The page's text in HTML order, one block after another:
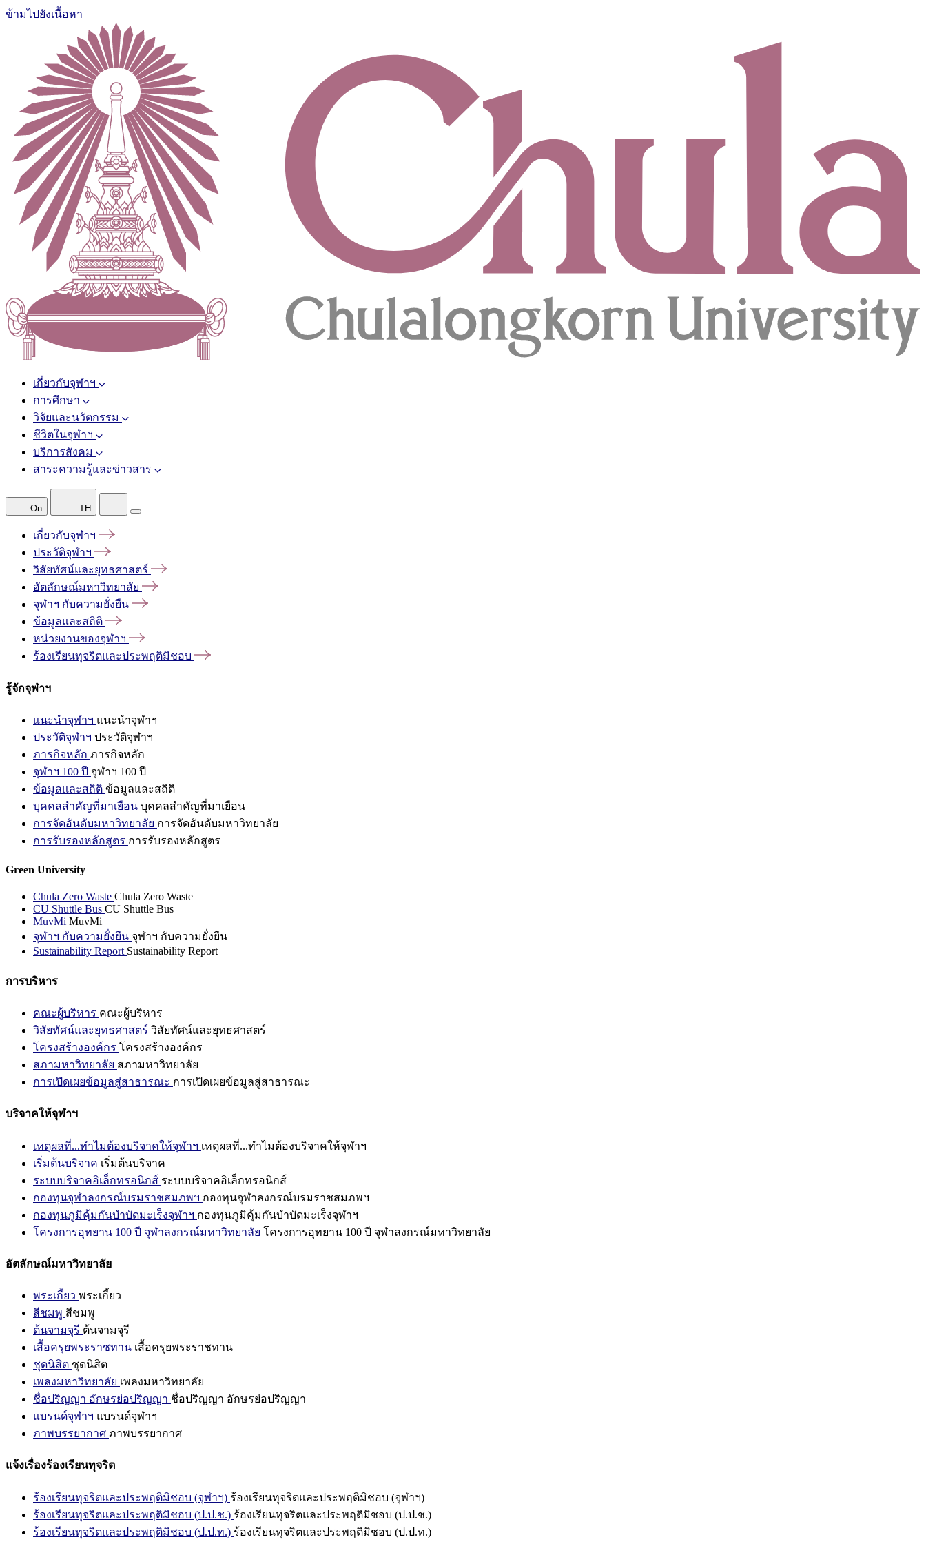
ข้ามไปยังเนื้อหา
เกี่ยวกับจุฬาฯ
การศึกษา
วิจัยและนวัตกรรม
ชีวิตในจุฬาฯ
บริการสังคม
สาระความรู้และข่าวสาร
On TH
เกี่ยวกับจุฬาฯ
ประวัติจุฬาฯ
วิสัยทัศน์และยุทธศาสตร์
อัตลักษณ์มหาวิทยาลัย
จุฬาฯ กับความยั่งยืน
ข้อมูลและสถิติ
หน่วยงานของจุฬาฯ
ร้องเรียนทุจริตและประพฤติมิชอบ
รู้จักจุฬาฯ
แนะนำจุฬาฯ แนะนำจุฬาฯ
ประวัติจุฬาฯ ประวัติจุฬาฯ
ภารกิจหลัก ภารกิจหลัก
จุฬาฯ 100 ปี จุฬาฯ 100 ปี
ข้อมูลและสถิติ ข้อมูลและสถิติ
บุคคลสำคัญที่มาเยือน บุคคลสำคัญที่มาเยือน
การจัดอันดับมหาวิทยาลัย การจัดอันดับมหาวิทยาลัย
การรับรองหลักสูตร การรับรองหลักสูตร
Green University
Chula Zero Waste Chula Zero Waste
CU Shuttle Bus CU Shuttle Bus
MuvMi MuvMi
จุฬาฯ กับความยั่งยืน จุฬาฯ กับความยั่งยืน
Sustainability Report Sustainability Report
การบริหาร
คณะผู้บริหาร คณะผู้บริหาร
วิสัยทัศน์และยุทธศาสตร์ วิสัยทัศน์และยุทธศาสตร์
โครงสร้างองค์กร โครงสร้างองค์กร
สภามหาวิทยาลัย สภามหาวิทยาลัย
การเปิดเผยข้อมูลสู่สาธารณะ การเปิดเผยข้อมูลสู่สาธารณะ
บริจาคให้จุฬาฯ
เหตุผลที่...ทำไมต้องบริจาคให้จุฬาฯ เหตุผลที่...ทำไมต้องบริจาคให้จุฬาฯ
เริ่มต้นบริจาค เริ่มต้นบริจาค
ระบบบริจาคอิเล็กทรอนิกส์ ระบบบริจาคอิเล็กทรอนิกส์
กองทุนจุฬาลงกรณ์บรมราชสมภพฯ กองทุนจุฬาลงกรณ์บรมราชสมภพฯ
กองทุนภูมิคุ้มกันบำบัดมะเร็งจุฬาฯ กองทุนภูมิคุ้มกันบำบัดมะเร็งจุฬาฯ
โครงการอุทยาน 100 ปี จุฬาลงกรณ์มหาวิทยาลัย โครงการอุทยาน 100 ปี จุฬาลงกรณ์มหาวิทยาลัย
อัตลักษณ์มหาวิทยาลัย
พระเกี้ยว พระเกี้ยว
สีชมพู สีชมพู
ต้นจามจุรี ต้นจามจุรี
เสื้อครุยพระราชทาน เสื้อครุยพระราชทาน
ชุดนิสิต ชุดนิสิต
เพลงมหาวิทยาลัย เพลงมหาวิทยาลัย
ชื่อปริญญา อักษรย่อปริญญา ชื่อปริญญา อักษรย่อปริญญา
แบรนด์จุฬาฯ แบรนด์จุฬาฯ
ภาพบรรยากาศ ภาพบรรยากาศ
แจ้งเรื่องร้องเรียนทุจริต
ร้องเรียนทุจริตและประพฤติมิชอบ (จุฬาฯ) ร้องเรียนทุจริตและประพฤติมิชอบ (จุฬาฯ)
ร้องเรียนทุจริตและประพฤติมิชอบ (ป.ป.ช.) ร้องเรียนทุจริตและประพฤติมิชอบ (ป.ป.ช.)
ร้องเรียนทุจริตและประพฤติมิชอบ (ป.ป.ท.) ร้องเรียนทุจริตและประพฤติมิชอบ (ป.ป.ท.)